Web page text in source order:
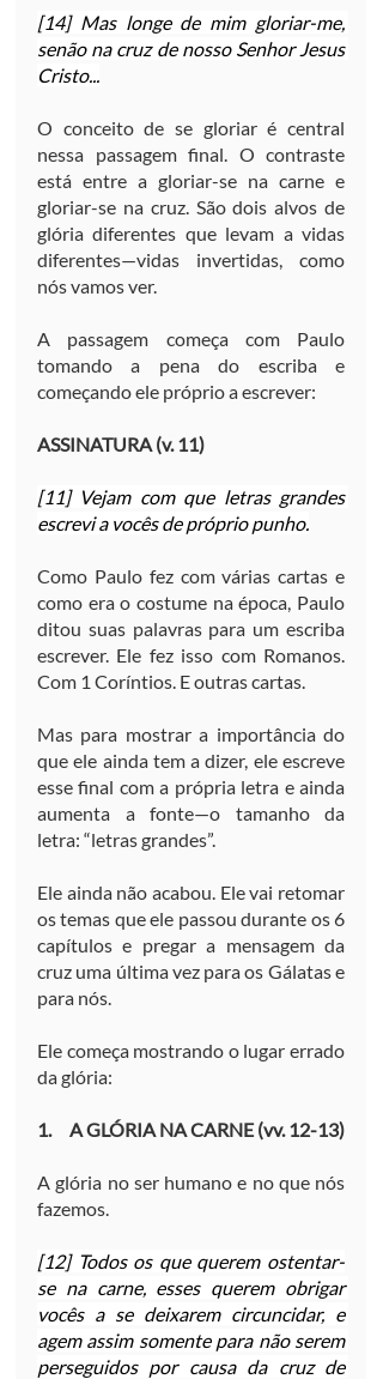
[14] Mas longe de mim gloriar-me,
senão na cruz de nosso Senhor Jesus
Cristo...
O conceito de se gloriar é central
nessa passagem final. O contraste
está entre a gloriar-se na carne e
gloriar-se na cruz. São dois alvos de
glória diferentes que levam a vidas
diferentes—vidas invertidas, como
nós vamos ver.
A passagem começa com Paulo
tomando a pena do escriba e
começando ele próprio a escrever:
ASSINATURA (v. 11)
[11] Vejam com que letras grandes
escrevi a vocês de próprio punho.
Como Paulo fez com várias cartas e
como era o costume na época, Paulo
ditou suas palavras para um escriba
escrever. Ele fez isso com Romanos.
Com 1 Coríntios. E outras cartas.
Mas para mostrar a importância do
que ele ainda tem a dizer, ele escreve
esse final com a própria letra e ainda
aumenta a fonte—o tamanho da
letra: “letras grandes”.
Ele ainda não acabou. Ele vai retomar
os temas que ele passou durante os 6
capítulos e pregar a mensagem da
cruz uma última vez para os Gálatas e
para nós.
Ele começa mostrando o lugar errado
da glória:
1.     A GLÓRIA NA CARNE (vv. 12-13)
A glória no ser humano e no que nós
fazemos.
[12] Todos os que querem ostentar-
se na carne, esses querem obrigar
vocês a se deixarem circuncidar, e
agem assim somente para não serem
perseguidos por causa da cruz de